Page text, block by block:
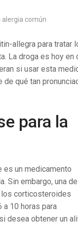
alergia común
allegra para tratar
La droga es hoy en
si usar esta
de qué tan
para la
un medicamento
Sin embargo, una
los corticosteroides
a 10 horas para
desea obtener un